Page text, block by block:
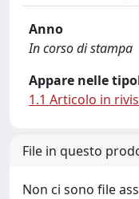
Anno
In corso di stampa
Appare nelle
1.1 Articolo in
File in questo
Non ci sono file